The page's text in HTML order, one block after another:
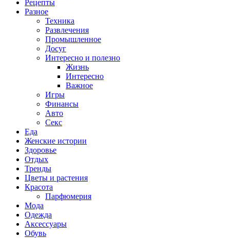
Рецепты
Разное
Техника
Развлечения
Промышленное
Досуг
Интересно и полезно
Жизнь
Интересно
Важное
Игры
Финансы
Авто
Секс
Еда
Женские истории
Здоровье
Отдых
Тренды
Цветы и растения
Красота
Парфюмерия
Мода
Одежда
Аксессуары
Обувь